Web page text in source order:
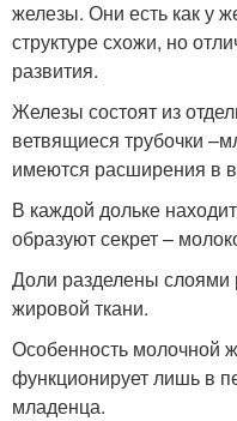
железы. Они есть как у
структуре схожи, но
развития.
Железы состоят из
ветвящиеся трубочки
имеются расширения в
В каждой дольке
образуют секрет –
Доли разделены слоями
жировой ткани.
Особенность молочной
функционирует лишь в
младенца.